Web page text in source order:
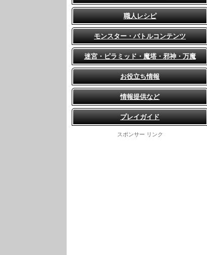
職人レシピ
モンスター・バトルコンテンツ
迷宮・ピラミッド・魔塔・邪神・万魔
お役立ち情報
情報提供など
プレイガイド
スポンサー リンク